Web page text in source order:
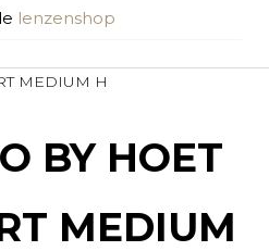
lenzenshop
MEDIUM H
BY HOET
MEDIUM